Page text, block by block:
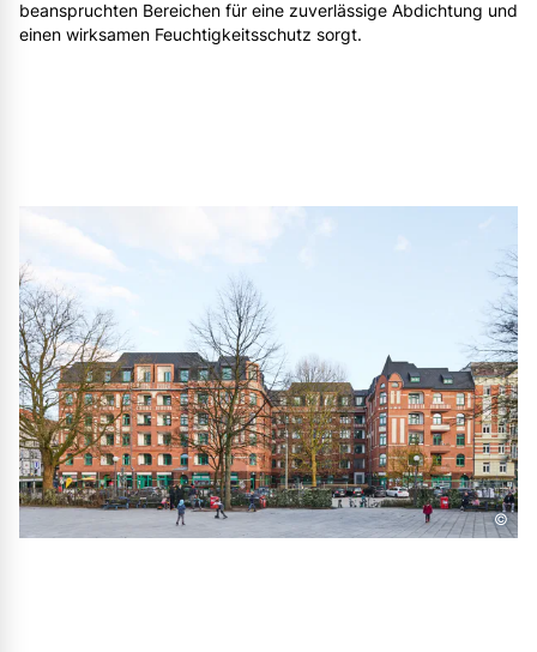
beanspruchten Bereichen für eine zuverlässige Abdichtung und
einen wirksamen Feuchtigkeitsschutz sorgt.
©